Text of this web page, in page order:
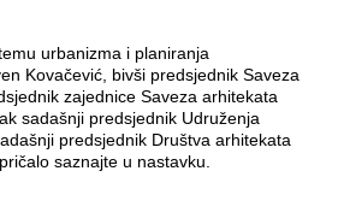
urbanizma i planiranja
Kovačević, bivši predsjednik Saveza
zajednice Saveza arhitekata
sadašnji predsjednik Udruženja
predsjednik Društva arhitekata
saznajte u nastavku.